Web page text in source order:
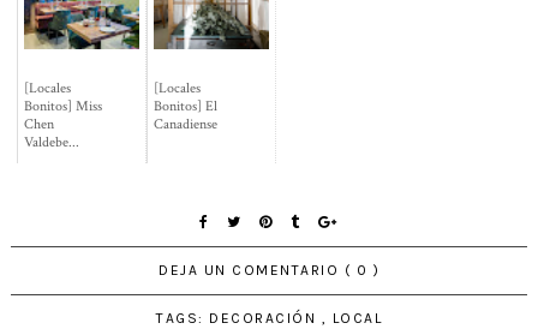
[Locales
Bonitos] Miss
Chen
Valdebe...
[Locales
Bonitos] El
Canadiense
DEJA UN COMENTARIO ( 0 )
TAGS: DECORACIÓN , LOCAL